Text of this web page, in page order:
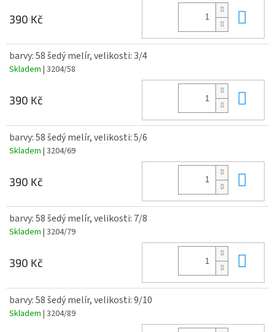
390 Kč
barvy: 58 šedý melír, velikosti: 3/4
Skladem | 3204/58
390 Kč
barvy: 58 šedý melír, velikosti: 5/6
Skladem | 3204/69
390 Kč
barvy: 58 šedý melír, velikosti: 7/8
Skladem | 3204/79
390 Kč
barvy: 58 šedý melír, velikosti: 9/10
Skladem | 3204/89